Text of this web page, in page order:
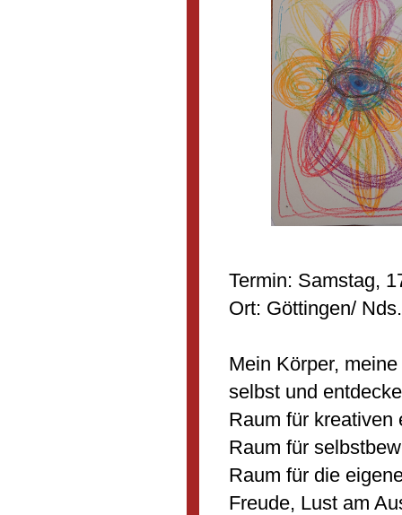
Termin: Samstag,
Ort: Göttingen/ Nds.
Mein Körper,
selbst und
Raum für kreativen
Raum für
Raum für die
Freude, Lust am